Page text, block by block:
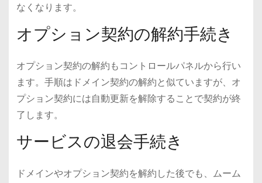
なくなります。
オプション契約の解約手続き
オプション契約の解約もコントロールパネルから行い
ます。手順はドメイン契約の解約と似ていますが、オ
プション契約には自動更新を解除することで契約が終
了します。
サービスの退会手続き
ドメインやオプション契約を解約した後でも、ムーム